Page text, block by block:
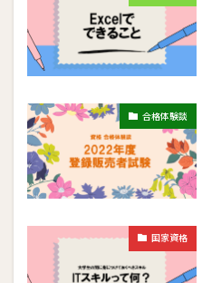
合格体験談
国家資格